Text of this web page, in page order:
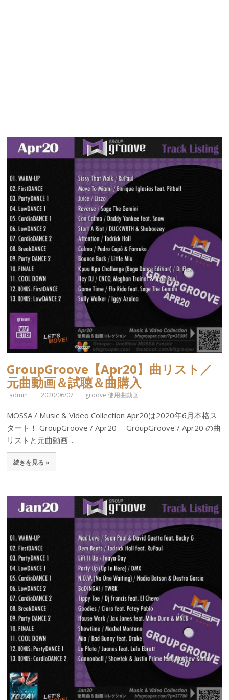
GroupGroove【Apr20】曲リスト／
元曲動画＆試聴＆曲購入
admin 2020/06/07 groove 使用曲動画
MOSSA / Music & Video Collection Apr20は2020年6月本格ス
タート！ GroupGroove / Apr20 GroupGroove / Apr20 の曲
リストと元曲動画 ...
続きを見る »